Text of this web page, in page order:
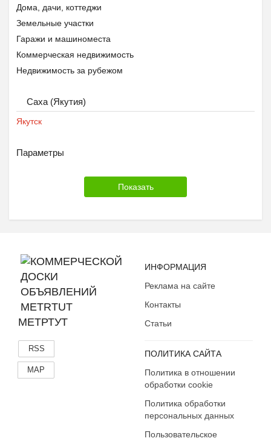
Дома, дачи, коттеджи
Земельные участки
Гаражи и машиноместа
Коммерческая недвижимость
Недвижимость за рубежом
Саха (Якутия)
Якутск
Параметры
МЕТРТУТ
RSS
MAP
ИНФОРМАЦИЯ
Реклама на сайте
Контакты
Статьи
ПОЛИТИКА САЙТА
Политика в отношении
обработки cookie
Политика обработки
персональных данных
Пользовательское